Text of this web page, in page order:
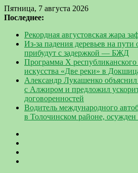
Пятница, 7 августа 2026
Последнее:
Рекордная августовская жара
Из-за падения деревьев на пути
прибудут с задержкой — БЖД
Программа Х
искусства «Две реки» в
Александр Лукашенко
с Алжиром и предложил
договоренностей
Водитель международного
в Толочинском районе,